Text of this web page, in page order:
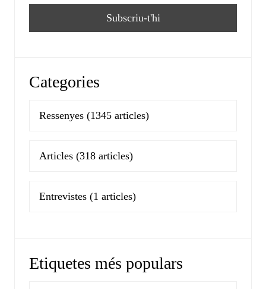
Categories
Ressenyes (1345 articles)
Articles (318 articles)
Entrevistes (1 articles)
Etiquetes més populars